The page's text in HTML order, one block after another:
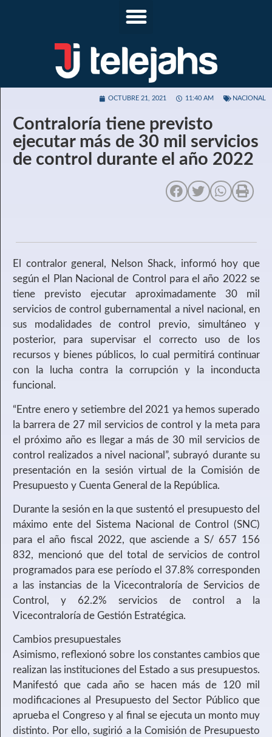
OCTUBRE 21, 2021 11:40 AM NACIONAL
Contraloría tiene previsto
ejecutar más de 30 mil servicios
de control durante el año 2022
El contralor general, Nelson Shack, informó hoy que
según el Plan Nacional de Control para el año 2022 se
tiene previsto ejecutar aproximadamente 30 mil
servicios de control gubernamental a nivel nacional, en
sus modalidades de control previo, simultáneo y
posterior, para supervisar el correcto uso de los
recursos y bienes públicos, lo cual permitirá continuar
con la lucha contra la corrupción y la inconducta
funcional.
“Entre enero y setiembre del 2021 ya hemos superado
la barrera de 27 mil servicios de control y la meta para
el próximo año es llegar a más de 30 mil servicios de
control realizados a nivel nacional”, subrayó durante su
presentación en la sesión virtual de la Comisión de
Presupuesto y Cuenta General de la República.
Durante la sesión en la que sustentó el presupuesto del
máximo ente del Sistema Nacional de Control (SNC)
para el año fiscal 2022, que asciende a S/ 657 156
832, mencionó que del total de servicios de control
programados para ese período el 37.8% corresponden
a las instancias de la Vicecontraloría de Servicios de
Control, y 62.2% servicios de control a la
Vicecontraloría de Gestión Estratégica.
Cambios presupuestales
Asimismo, reflexionó sobre los constantes cambios que
realizan las instituciones del Estado a sus presupuestos.
Manifestó que cada año se hacen más de 120 mil
modificaciones al Presupuesto del Sector Público que
aprueba el Congreso y al final se ejecuta un monto muy
distinto. Por ello, sugirió a la Comisión de Presupuesto